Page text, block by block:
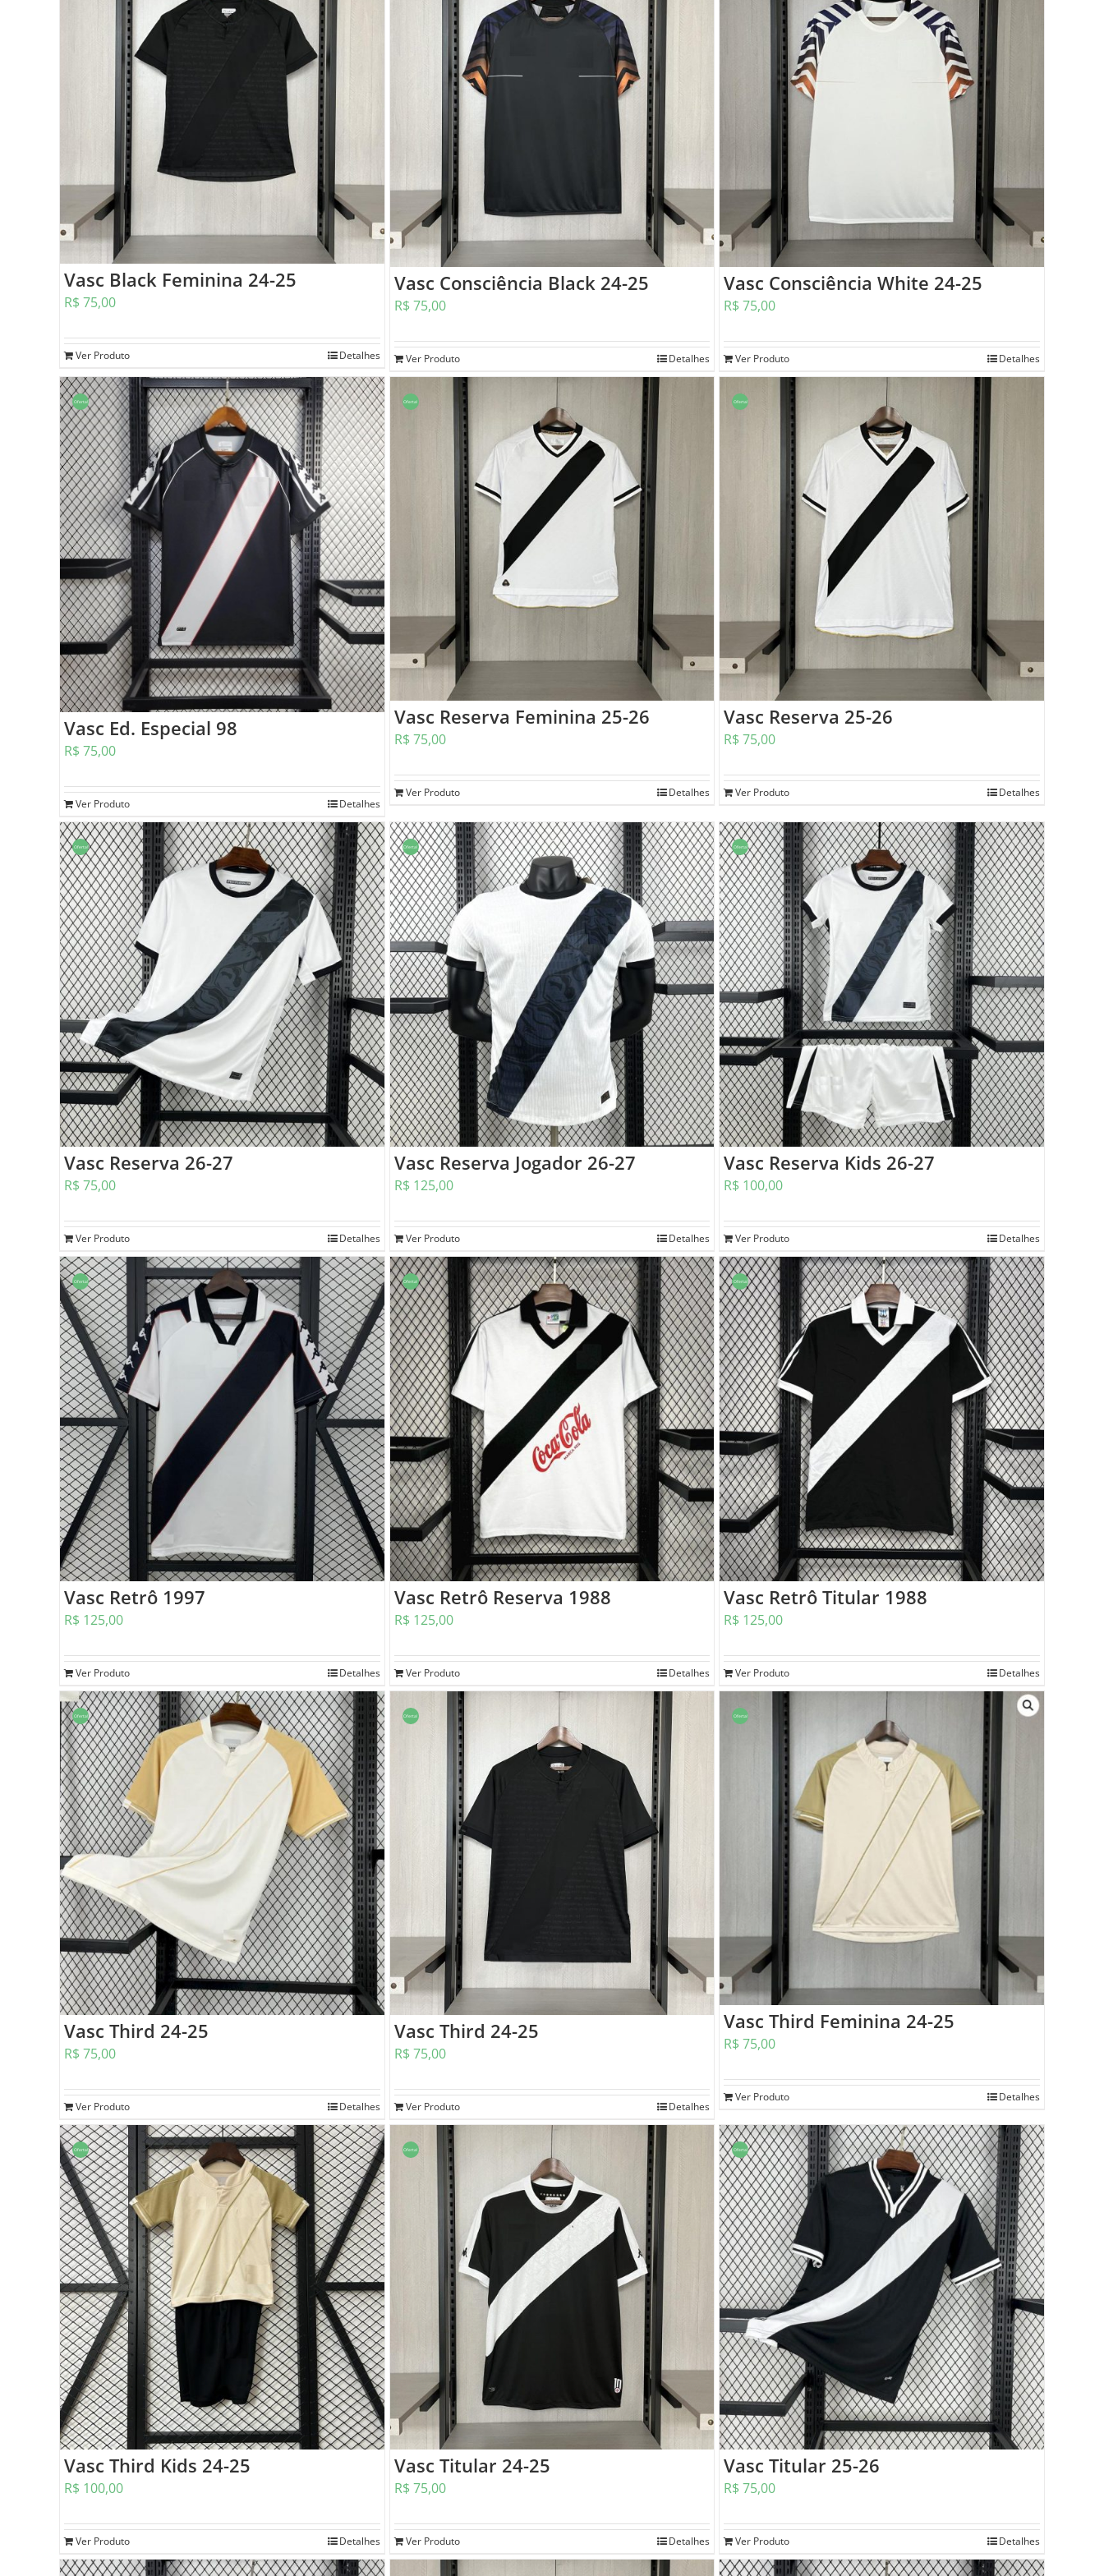
Vasc Black Feminina 24-25
R$ 75,00
Ver Produto Detalhes
Vasc Consciência Black 24-25
R$ 75,00
Ver Produto Detalhes
Vasc Consciência White 24-25
R$ 75,00
Ver Produto Detalhes
Oferta!
Vasc Ed. Especial 98
R$ 75,00
Ver Produto Detalhes
Oferta!
Vasc Reserva Feminina 25-26
R$ 75,00
Ver Produto Detalhes
Oferta!
Vasc Reserva 25-26
R$ 75,00
Ver Produto Detalhes
Oferta!
Vasc Reserva 26-27
R$ 75,00
Ver Produto Detalhes
Oferta!
Vasc Reserva Jogador 26-27
R$ 125,00
Ver Produto Detalhes
Oferta!
Vasc Reserva Kids 26-27
R$ 100,00
Ver Produto Detalhes
Oferta!
Vasc Retrô 1997
R$ 125,00
Ver Produto Detalhes
Oferta!
Vasc Retrô Reserva 1988
R$ 125,00
Ver Produto Detalhes
Oferta!
Vasc Retrô Titular 1988
R$ 125,00
Ver Produto Detalhes
Oferta!
Vasc Third 24-25
R$ 75,00
Ver Produto Detalhes
Oferta!
Vasc Third 24-25
R$ 75,00
Ver Produto Detalhes
Oferta!
Vasc Third Feminina 24-25
R$ 75,00
Ver Produto Detalhes
Oferta!
Vasc Third Kids 24-25
R$ 100,00
Ver Produto Detalhes
Oferta!
Vasc Titular 24-25
R$ 75,00
Ver Produto Detalhes
Oferta!
Vasc Titular 25-26
R$ 75,00
Ver Produto Detalhes